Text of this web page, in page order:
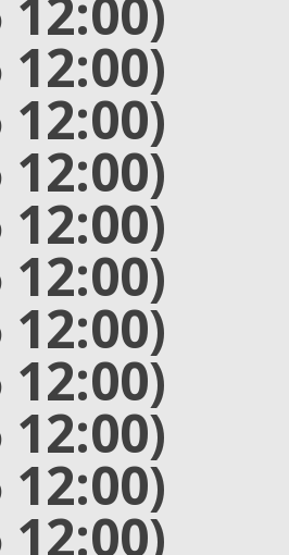
12:00)
12:00)
12:00)
12:00)
12:00)
12:00)
12:00)
12:00)
12:00)
12:00)
12:00)